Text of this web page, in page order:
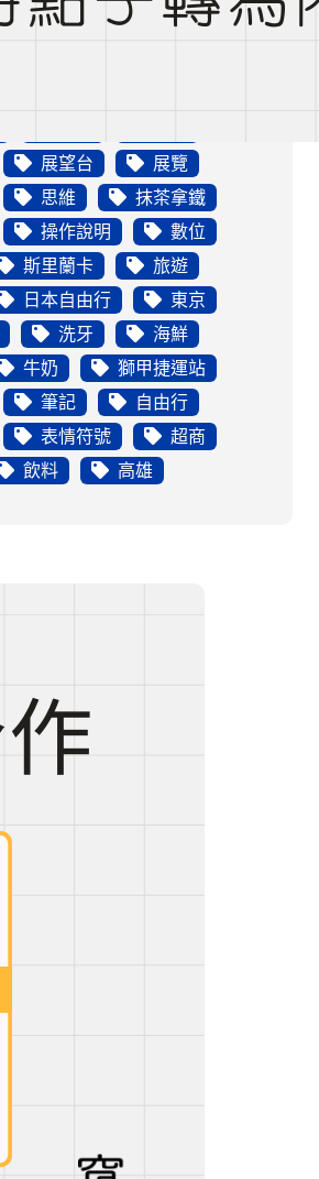
Instagram
iPhone
展望台
展覽
思維
抹茶拿鐵
操作說明
數位
斯里蘭卡
旅遊
日本自由行
東京
洗牙
海鮮
牛奶
獅甲捷運站
筆記
自由行
表情符號
超商
飲料 高雄